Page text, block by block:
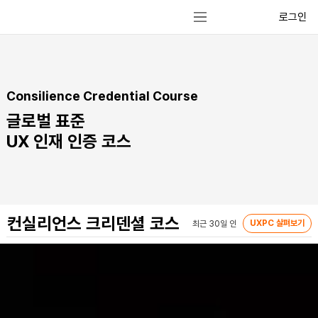
로그인
Consilience Credential Course
글로벌 표준
UX 인재 인증 코스
컨실리언스 크리덴셜 코스 최근 30일 인기 추천 코스 리스
UXPC 살펴보기